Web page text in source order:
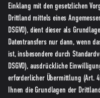
Einklang mit den gesetzlichen
Drittland mittels eines
DSGVO), dient dieser als
Datentransfers nur dann, wenn
ist, insbesondere durch
DSGVO), ausdrückliche
erforderlicher Übermittlung (Art.
Ihnen die Grundlagen der